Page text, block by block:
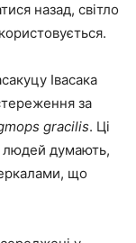
назад, світло
Івасака
за
gracilis. Ці
людей думають,
що